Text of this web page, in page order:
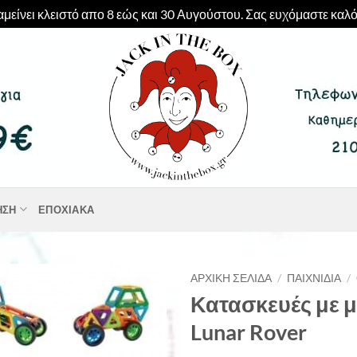
κλειστό απο 8 εώς και 30 Αυγούστου. Σας ευχόμαστε
ΕΠΟΧΙΑΚΆ
ΑΡΧΙΚΉ ΣΕΛΊΔΑ / ΠΑΙΧΝΊΔΙΑ /
Κατασκευές με
Lunar Rover